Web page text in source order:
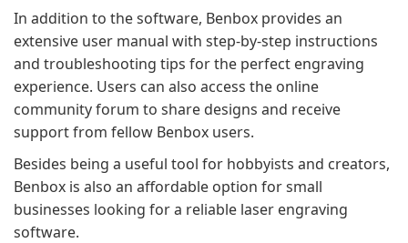
In addition to the software, Benbox provides an
extensive user manual with step-by-step instructions
and troubleshooting tips for the perfect engraving
experience. Users can also access the online
community forum to share designs and receive
support from fellow Benbox users.
Besides being a useful tool for hobbyists and creators,
Benbox is also an affordable option for small
businesses looking for a reliable laser engraving
software.